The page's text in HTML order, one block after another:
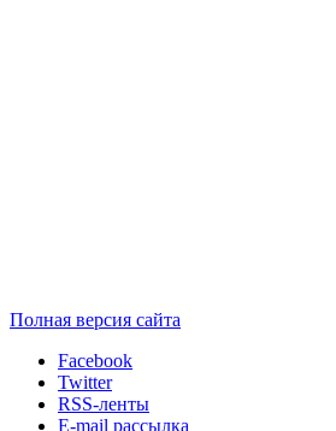
Полная версия сайта
Facebook
Twitter
RSS-ленты
E-mail рассылка